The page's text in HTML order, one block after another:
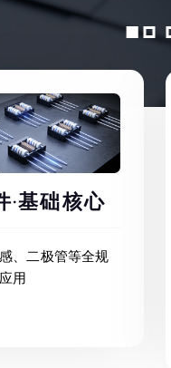
·基础核心
、二极管等全规
用